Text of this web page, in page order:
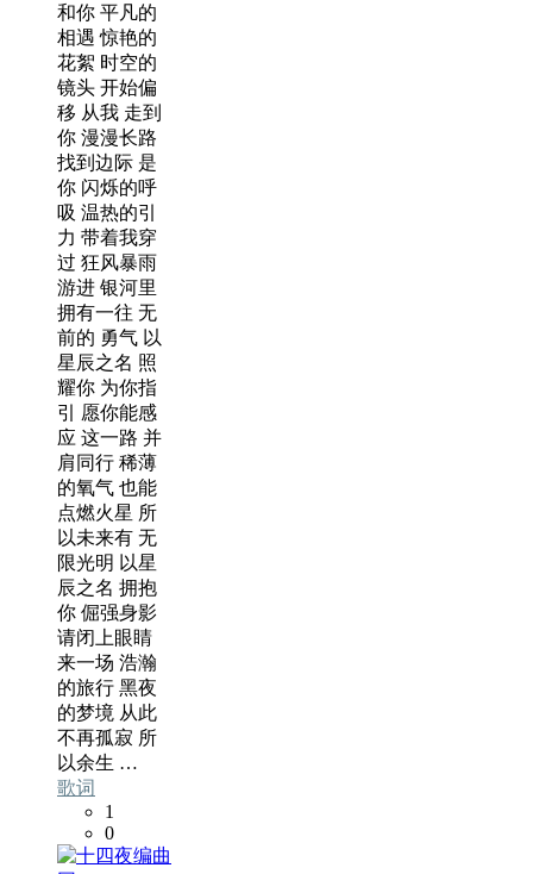
和你 平凡的
相遇 惊艳的
花絮 时空的
镜头 开始偏
移 从我 走到
你 漫漫长路
找到边际 是
你 闪烁的呼
吸 温热的引
力 带着我穿
过 狂风暴雨
游进 银河里
拥有一往 无
前的 勇气 以
星辰之名 照
耀你 为你指
引 愿你能感
应 这一路 并
肩同行 稀薄
的氧气 也能
点燃火星 所
以未来有 无
限光明 以星
辰之名 拥抱
你 倔强身影
请闭上眼睛
来一场 浩瀚
的旅行 黑夜
的梦境 从此
不再孤寂 所
以余生 …
歌词
1
0